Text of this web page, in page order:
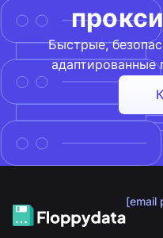
Быстрые,
адаптированные
[email